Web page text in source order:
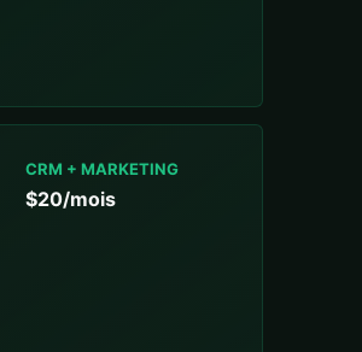
CRM + MARKETING
$20/mois